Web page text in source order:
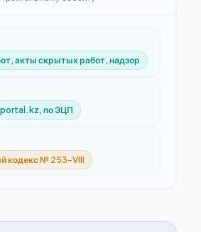
акты скрытых работ, надзор
по ЭЦП
кодекс № 253-VIII